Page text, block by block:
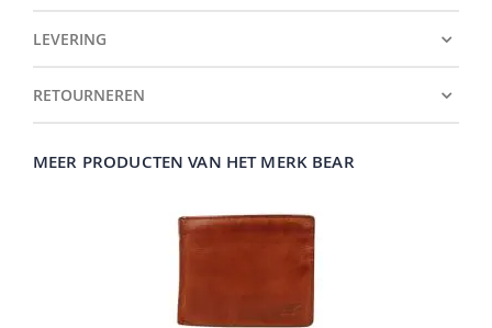
LEVERING
RETOURNEREN
MEER PRODUCTEN VAN HET MERK BEAR